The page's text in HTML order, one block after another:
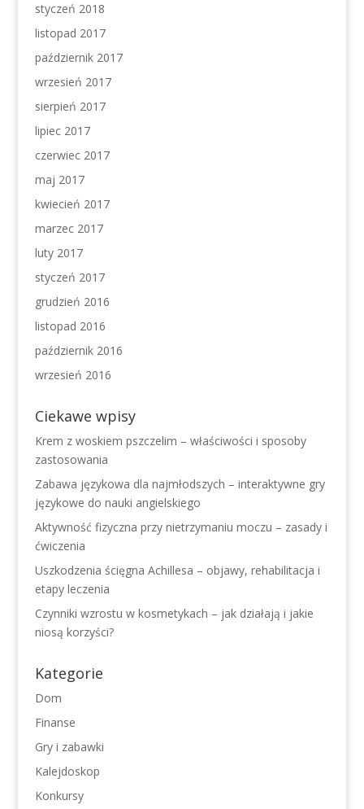
styczeń 2018
listopad 2017
październik 2017
wrzesień 2017
sierpień 2017
lipiec 2017
czerwiec 2017
maj 2017
kwiecień 2017
marzec 2017
luty 2017
styczeń 2017
grudzień 2016
listopad 2016
październik 2016
wrzesień 2016
Ciekawe wpisy
Krem z woskiem pszczelim – właściwości i sposoby
zastosowania
Zabawa językowa dla najmłodszych – interaktywne gry
językowe do nauki angielskiego
Aktywność fizyczna przy nietrzymaniu moczu – zasady i
ćwiczenia
Uszkodzenia ścięgna Achillesa – objawy, rehabilitacja i
etapy leczenia
Czynniki wzrostu w kosmetykach – jak działają i jakie
niosą korzyści?
Kategorie
Dom
Finanse
Gry i zabawki
Kalejdoskop
Konkursy